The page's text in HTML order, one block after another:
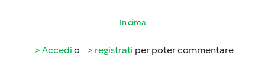
In cima
Accedi o registrati per poter commentare